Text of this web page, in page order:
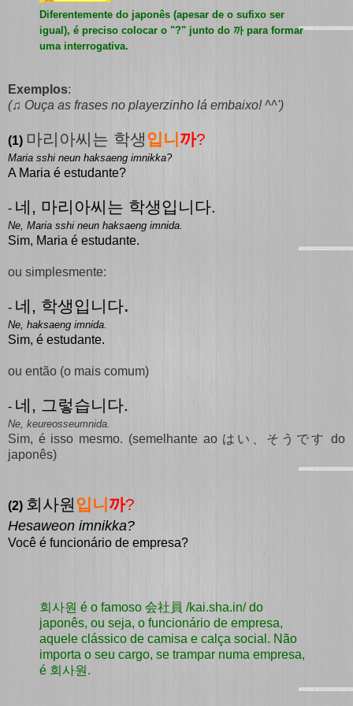
Diferentemente do japonês (apesar de o sufixo ser
igual), é preciso colocar o "?" junto do 까 para formar
uma interrogativa.
Exemplos:
(♫ Ouça as frases no playerzinho lá embaixo! ^^')
(1) 마리아씨는 학생입니 까?
Maria sshi neun haksaeng imnikka?
A Maria é estudante?
- 네, 마리아씨는 학생입니다.
Ne, Maria sshi neun haksaeng imnida.
Sim, Maria é estudante.
ou simplesmente:
- 네, 학생입니다.
Ne, haksaeng imnida.
Sim, é estudante.
ou então (o mais comum)
- 네, 그렇습니다.
Ne, keureosseumnida.
Sim, é isso mesmo. (semelhante ao はい、そうです do
japonês)
(2) 회사원 입니 까?
Hesaweon imnikka?
Você é funcionário de empresa?
회사원 é o famoso 会社員 /kai.sha.in/ do
japonês, ou seja, o funcionário de empresa,
aquele clássico de camisa e calça social. Não
importa o seu cargo, se trampar numa empresa,
é 회사원.